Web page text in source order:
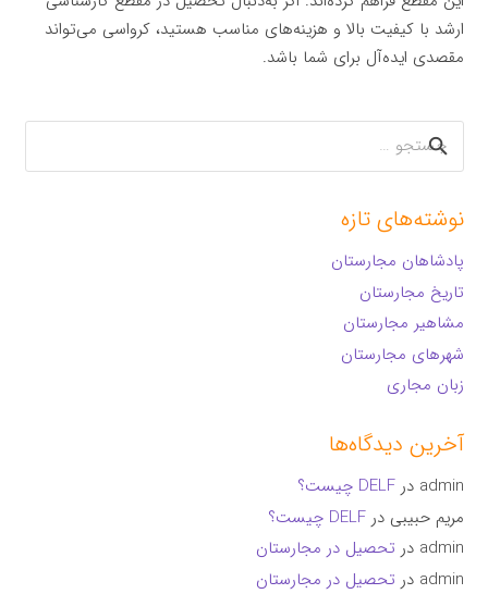
ارشد با کیفیت بالا و هزینه‌های مناسب هستید، کرواسی می‌تواند
مقصدی ایده‌آل برای شما باشد.
جستجو
برای:
نوشته‌های تازه
پادشاهان مجارستان
تاریخ مجارستان
مشاهیر مجارستان
شهرهای مجارستان
زبان مجاری
آخرین دیدگاه‌ها
admin درDELF چیست؟
مریم حبیبی درDELF چیست؟
admin در تحصیل در مجارستان
admin در تحصیل در مجارستان